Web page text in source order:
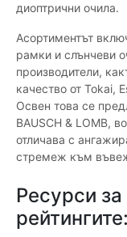
диоптрични очила.
Асортиментът
рамки и слънчеви
производители,
качество от Tokai,
Освен това се
BAUSCH & LOMB,
отличава с
стремеж към
Ресурси
рейтингите: